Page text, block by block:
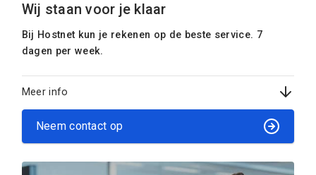
Wij staan voor je klaar
Bij Hostnet kun je rekenen op de beste service. 7
dagen per week.
Meer info
Neem contact op